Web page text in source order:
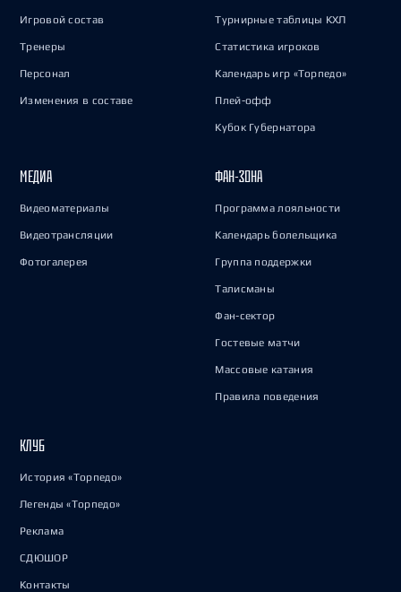
Игровой состав
Тренеры
Персонал
Изменения в составе
Турнирные таблицы КХЛ
Статистика игроков
Календарь игр «Торпедо»
Плей-офф
Кубок Губернатора
МЕДИА
Видеоматериалы
Видеотрансляции
Фотогалерея
ФАН-ЗОНА
Программа лояльности
Календарь болельщика
Группа поддержки
Талисманы
Фан-сектор
Гостевые матчи
Массовые катания
Правила поведения
КЛУБ
История «Торпедо»
Легенды «Торпедо»
Реклама
СДЮШОР
Контакты